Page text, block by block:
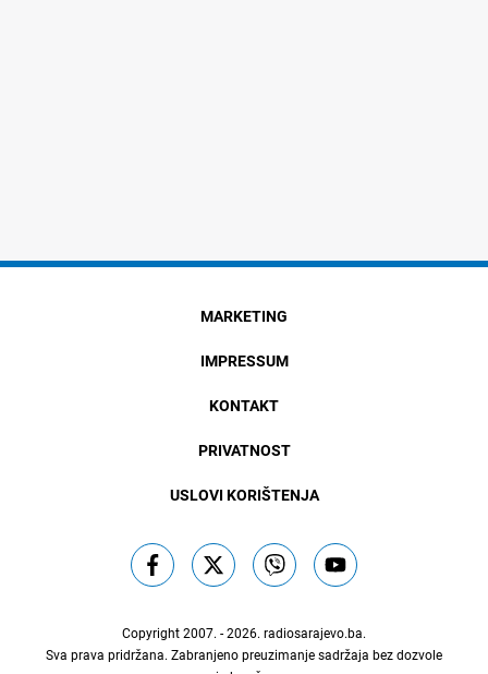
MARKETING
IMPRESSUM
KONTAKT
PRIVATNOST
USLOVI KORIŠTENJA
Copyright 2007. - 2026. radiosarajevo.ba.
Sva prava pridržana. Zabranjeno preuzimanje sadržaja bez dozvole